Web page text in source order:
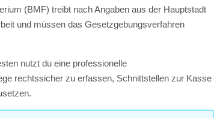
(BMF) treibt nach Angaben aus der Hauptstadt
und müssen das Gesetzgebungsverfahren
nutzt du eine professionelle
rechtssicher zu erfassen, Schnittstellen zur Kasse